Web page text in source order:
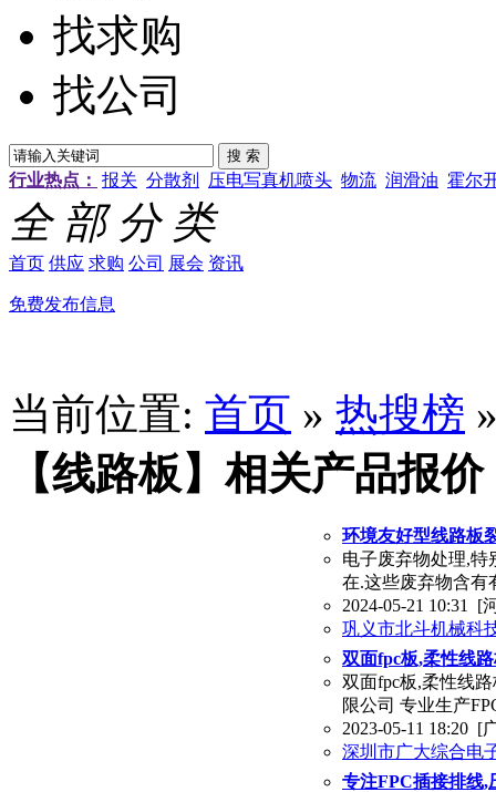
找求购
找公司
行业热点： 报关 分散剂 压电写真机喷头 物流 润滑油 霍尔
全 部 分 类
首页 供应 求购 公司 展会 资讯
免费发布信息
当前位置: 首页 » 热搜榜
【线路板】相关产品报价
环境友好型线路板
电子废弃物处理,特
在.这些废弃物含有
2024-05-21 10:31 [
巩义市北斗机械科
双面fpc板,柔性线
双面fpc板,柔性线
限公司 专业生产
2023-05-11 18:20 [
深圳市广大综合电
专注FPC插接排线,